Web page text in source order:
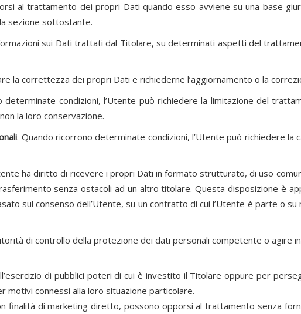
al trattamento dei propri Dati quando esso avviene su una base
sezione sottostante.
sui Dati trattati dal Titolare, su determinati aspetti del
la correttezza dei propri Dati e richiederne l’aggiornamento o la
determinate condizioni, l’Utente può richiedere la limitazione del
la loro conservazione.
. Quando ricorrono determinate condizioni, l’Utente può richiedere la
ha diritto di ricevere i propri Dati in formato strutturato, di uso
senza ostacoli ad un altro titolare. Questa disposizione è
sul consenso dell’Utente, su un contratto di cui l’Utente è parte o
di controllo della protezione dei dati personali competente o agire
di pubblici poteri di cui è investito il Titolare oppure per
connessi alla loro situazione particolare.
di marketing diretto, possono opporsi al trattamento senza